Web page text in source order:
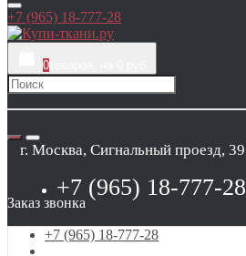
+7 (965) 18-777-28
0
г. Москва, Сигнальный проезд, 39
+7 (965) 18-777-28
Заказ звонка
+7 (965) 18-777-28